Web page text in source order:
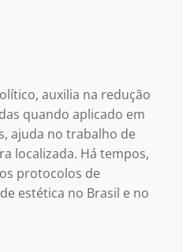
auxilia na redução
quando aplicado em
ajuda no trabalho de
localizada. Há tempos,
protocolos de
estética no Brasil e no